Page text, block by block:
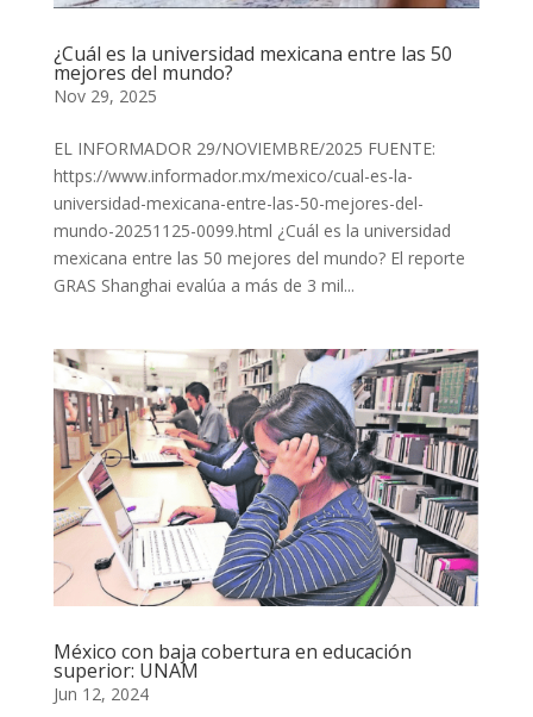
¿Cuál es la universidad mexicana entre las 50
mejores del mundo?
Nov 29, 2025
EL INFORMADOR 29/NOVIEMBRE/2025 FUENTE:
https://www.informador.mx/mexico/cual-es-la-
universidad-mexicana-entre-las-50-mejores-del-
mundo-20251125-0099.html ¿Cuál es la universidad
mexicana entre las 50 mejores del mundo? El reporte
GRAS Shanghai evalúa a más de 3 mil...
México con baja cobertura en educación
superior: UNAM
Jun 12, 2024